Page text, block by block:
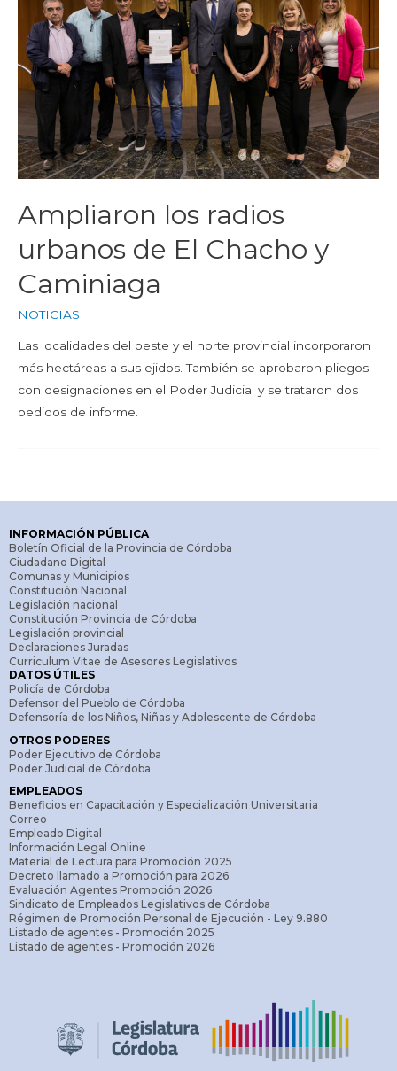
Ampliaron los radios
urbanos de El Chacho y
Caminiaga
NOTICIAS
Las localidades del oeste y el norte provincial incorporaron
más hectáreas a sus ejidos. También se aprobaron pliegos
con designaciones en el Poder Judicial y se trataron dos
pedidos de informe.
INFORMACIÓN PÚBLICA
Boletín Oficial de la Provincia de Córdoba
Ciudadano Digital
Comunas y Municipios
Constitución Nacional
Legislación nacional
Constitución Provincia de Córdoba
Legislación provincial
Declaraciones Juradas
Curriculum Vitae de Asesores Legislativos
DATOS ÚTILES
Policía de Córdoba
Defensor del Pueblo de Córdoba
Defensoría de los Niños, Niñas y Adolescente de Córdoba
OTROS PODERES
Poder Ejecutivo de Córdoba
Poder Judicial de Córdoba
EMPLEADOS
Beneficios en Capacitación y Especialización Universitaria
Correo
Empleado Digital
Información Legal Online
Material de Lectura para Promoción 2025
Decreto llamado a Promoción para 2026
Evaluación Agentes Promoción 2026
Sindicato de Empleados Legislativos de Córdoba
Régimen de Promoción Personal de Ejecución - Ley 9.880
Listado de agentes - Promoción 2025
Listado de agentes - Promoción 2026